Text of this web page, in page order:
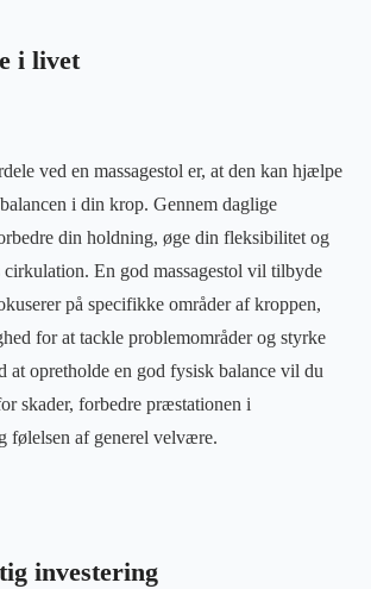
i livet
ved en massagestol er, at den kan hjælpe
i din krop. Gennem daglige
din holdning, øge din fleksibilitet og
En god massagestol vil tilbyde
på specifikke områder af kroppen,
for at tackle problemområder og styrke
at opretholde en god fysisk balance vil du
skader, forbedre præstationen i
følelsen af generel velvære.
investering